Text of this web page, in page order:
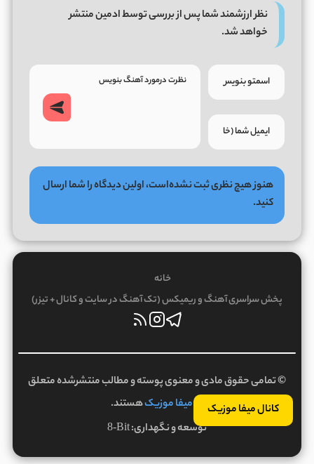
کانال میفا موزیک
نظر ارزشمند شما پس از بررسی توسط ادمین منتشر
خواهد شد.
هنوز هیچ نظری ثبت نشده‌است، اولین دیدگاه را شما ارسال
کنید.
خانه
پخش سراسری آهنگ و ریمیکس (تک آهنگ در سایت و کانال + تیزر)
© تمامی حقوق مادی و معنوی پوسته و مطالب منتشرشده متعلق
بهمیفا موزیکهستند.
توسعه و نگهداری:8-Bit